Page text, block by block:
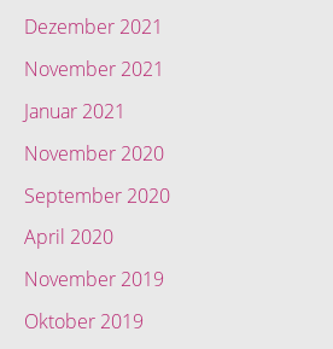
Dezember 2021
November 2021
Januar 2021
November 2020
September 2020
April 2020
November 2019
Oktober 2019